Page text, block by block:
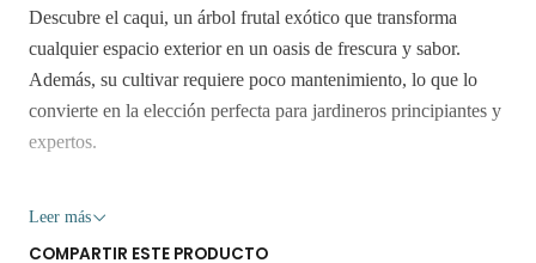
Descubre el caqui, un árbol frutal exótico que transforma
cualquier espacio exterior en un oasis de frescura y sabor.
Además, su cultivar requiere poco mantenimiento, lo que lo
convierte en la elección perfecta para jardineros principiantes y
expertos.
Leer más
COMPARTIR ESTE PRODUCTO